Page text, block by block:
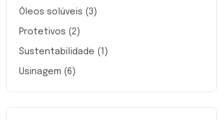
Óleos solúveis (3)
Protetivos (2)
Sustentabilidade (1)
Usinagem (6)